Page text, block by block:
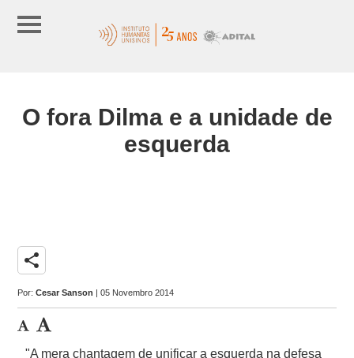
O fora Dilma e a unidade de
esquerda
share
Por:Cesar Sanson | 05 Novembro 2014
"A mera chantagem de unificar a esquerda na defesa